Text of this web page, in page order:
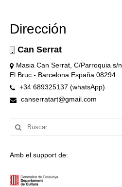
Dirección
Can Serrat
Masia Can Serrat, C/Parroquia s/n
El Bruc - Barcelona España 08294
+34 689325137 (whatsApp)
canserratart@gmail.com
Buscar
por:
Amb el support de: